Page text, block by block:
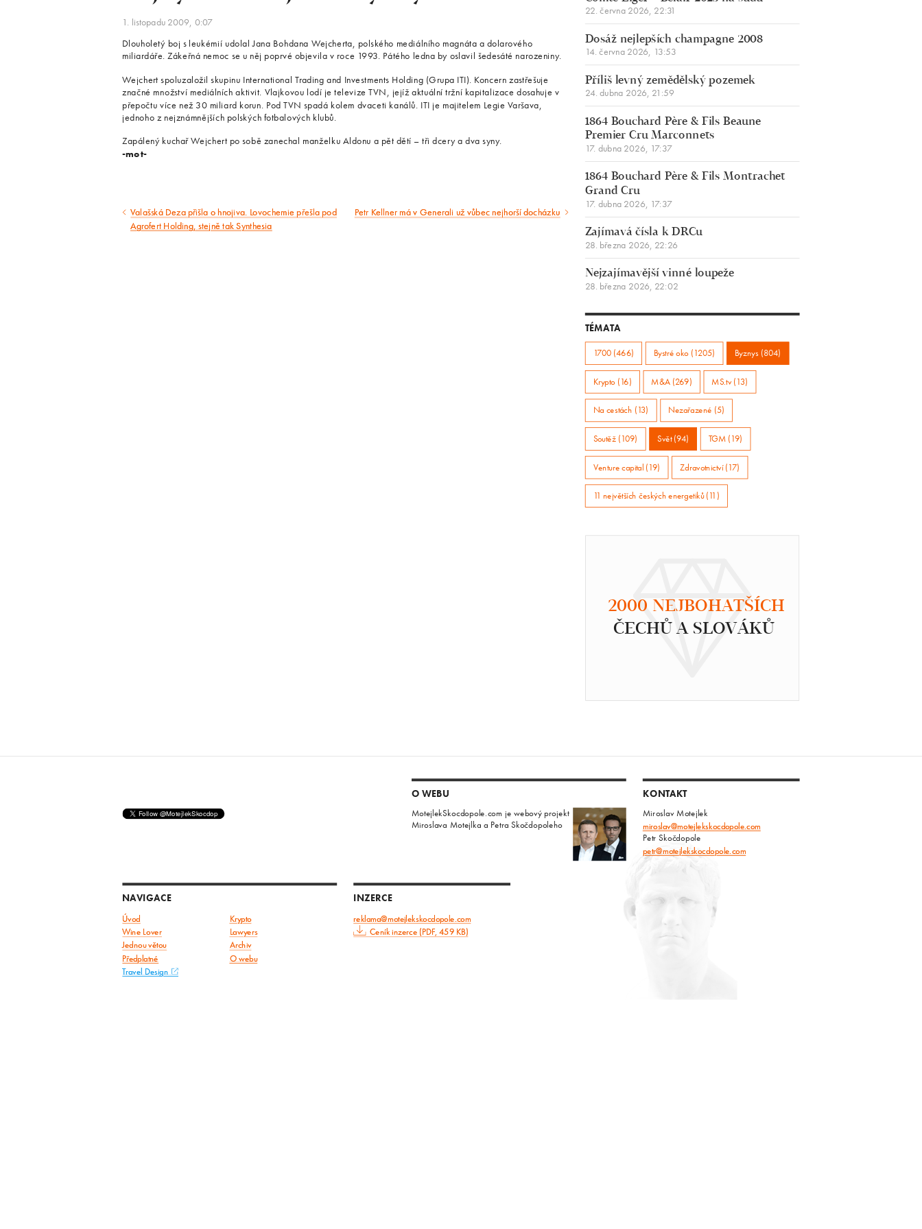
1. listopadu 2009, 0:07
Dlouholetý boj s leukémií udolal Jana Bohdana Wejcherta, polského mediálního magnáta a dolarového
miliardáře. Zákeřná nemoc se u něj poprvé objevila v roce 1993. Pátého ledna by oslavil šedesáté narozeniny.
Wejchert spoluzaložil skupinu International Trading and Investments Holding (Grupa ITI). Koncern zastřešuje
značné množství mediálních aktivit. Vlajkovou lodí je televize TVN, jejíž aktuální tržní kapitalizace dosahuje v
přepočtu více než 30 miliard korun. Pod TVN spadá kolem dvaceti kanálů. ITI je majitelem Legie Varšava,
jednoho z nejznámnějších polských fotbalových klubů.
Zapálený kuchař Wejchert po sobě zanechal manželku Aldonu a pět dětí – tři dcery a dva syny.
-mot-
Předcházející
Valašská Deza přišla o hnojiva. Lovochemie přešla pod
Agrofert Holding, stejně tak Synthesia
Následující
Petr Kellner má v Generali už vůbec nejhorší docházku
22. června 2026, 22:31
Dosáž nejlepších champagne 2008
14. června 2026, 13:53
Příliš levný zemědělský pozemek
24. dubna 2026, 21:59
1864 Bouchard Père & Fils Beaune
Premier Cru Marconnets
17. dubna 2026, 17:37
1864 Bouchard Père & Fils Montrachet
Grand Cru
17. dubna 2026, 17:37
Zajímavá čísla k DRCu
28. března 2026, 22:26
Nejzajímavější vinné loupeže
28. března 2026, 22:02
TÉMATA
1700 (466) Bystré oko (1205) Byznys (804)
Krypto (16) M&A (269) MS.tv (13)
Na cestách (13) Nezařazené (5)
Soutěž (109) Svět (94) TGM (19)
Venture capital (19) Zdravotnictví (17)
11 největších českých energetiků (11)
2000 NEJBOHATŠÍCH
ČECHŮ A SLOVÁKŮ
O WEBU
MotejlekSkocdopole.com je webový projekt
Miroslava Motejlka a Petra Skočdopoleho
KONTAKT
Miroslav Motejlek
miroslav@motejlekskocdopole.com
Petr Skočdopole
petr@motejlekskocdopole.com
NAVIGACE
Úvod Krypto
Wine Lover
Lawyers
Jednou větou
Archiv
Předplatné O webu
Travel Design
INZERCE
reklama@motejlekskocdopole.com
Ceník inzerce (PDF, 459 KB)